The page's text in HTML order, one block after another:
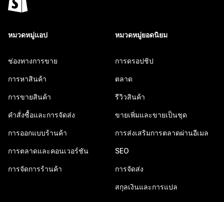
หมวดหมู่แอป
ช่องทางการขาย
การหาสินค้า
การขายสินค้า
คำสั่งซื้อและการจัดส่ง
การออกแบบร้านค้า
การตลาดและคอนเวอร์ชัน
การจัดการร้านค้า
หมวดหมู่ยอดนิยม
การดรอปชิป
ตลาด
รีวิวสินค้า
ขายเพิ่มและขายเป็นชุด
การส่งเสริมการตลาดผ่านอีเมล
SEO
การจัดส่ง
สกุลเงินและการแปล